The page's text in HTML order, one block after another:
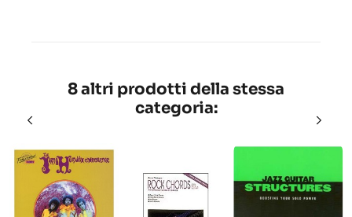
8 altri prodotti della stessa
categoria: